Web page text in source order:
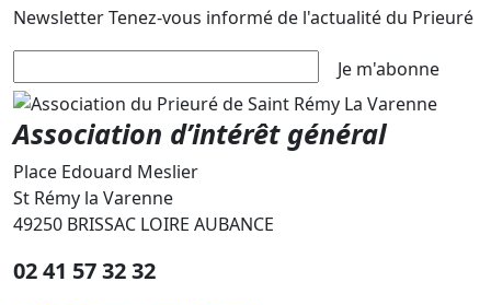
NewsletterTenez-vous informé de l'actualité du Prieuré
Je m'abonne
Association d’intérêt général
Place Edouard Meslier
St Rémy la Varenne
49250 BRISSAC LOIRE AUBANCE
02 41 57 32 32